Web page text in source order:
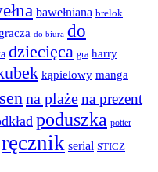
bawełniana brelok
do biura do
dziecięca gra harry
kąpielowy manga
na plażena prezent
poduszka potter
ręcznik serial STICZ